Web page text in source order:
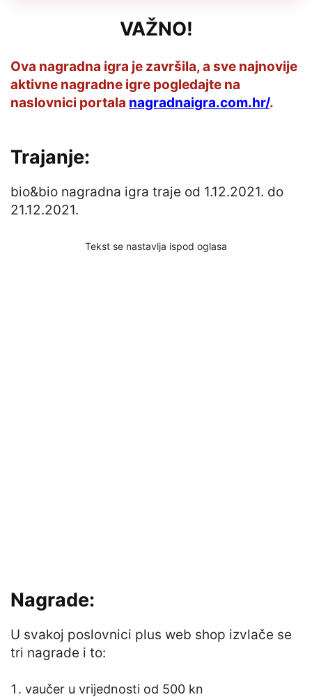
VAŽNO!
Ova nagradna igra je završila, a sve najnovije
aktivne nagradne igre pogledajte na
naslovnici portala nagradnaigra.com.hr/.
Trajanje:
bio&bio nagradna igra traje od 1.12.2021. do
21.12.2021.
Tekst se nastavlja ispod oglasa
Nagrade:
U svakoj poslovnici plus web shop izvlače se
tri nagrade i to:
vaučer u vrijednosti od 500 kn